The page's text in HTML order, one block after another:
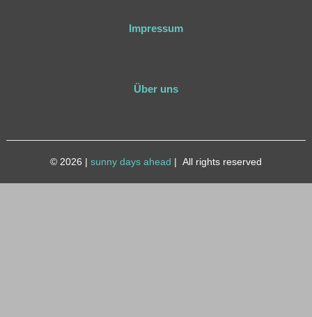
Impressum
Über uns
© 2026 | sunny days ahead | All rights reserved